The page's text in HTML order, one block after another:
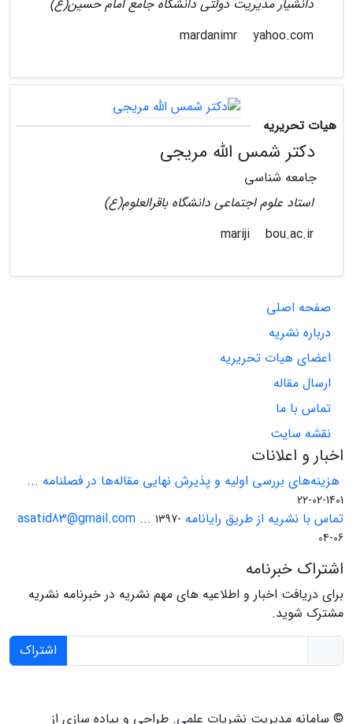
دانشیار مدیریت دولتی دانشگاه جامع امام حسین(ع)
yahoo.com
هیات تحریریه
دکتر شمس الله مریجی
جامعه شناسی
استاد علوم اجتماعی دانشگاه باقرالعلوم(ع)
bou.ac.ir
صفحه اصلی
درباره نشریه
اعضای هیات تحریریه
ارسال مقاله
تماس با ما
نقشه سایت
اخبار و اعلانات
هزینه‌های بررسی اولیه و پذیرش نهایی مقاله‌ها در فصلنامه ...
1401-02-22
تماس با نشریه از طریق رایانامه asatid83@gmail.com ... 1397-
04-06
اشتراک خبرنامه
برای دریافت اخبار و اطلاعیه های مهم نشریه در خبرنامه نشریه
مشترک شوید.
اشتراک
© سامانه مدیریت نشریات علمی. طراحی و پیاده سازی از